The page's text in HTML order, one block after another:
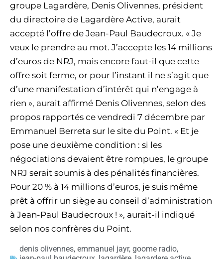
groupe Lagardère, Denis Olivennes, président
du directoire de Lagardère Active, aurait
accepté l’offre de Jean-Paul Baudecroux. « Je
veux le prendre au mot. J’accepte les 14 millions
d’euros de NRJ, mais encore faut-il que cette
offre soit ferme, or pour l’instant il ne s’agit que
d’une manifestation d’intérêt qui n’engage à
rien », aurait affirmé Denis Olivennes, selon des
propos rapportés ce vendredi 7 décembre par
Emmanuel Berreta sur le site du Point. « Et je
pose une deuxième condition : si les
négociations devaient être rompues, le groupe
NRJ serait soumis à des pénalités financières.
Pour 20 % à 14 millions d’euros, je suis même
prêt à offrir un siège au conseil d’administration
à Jean-Paul Baudecroux ! », aurait-il indiqué
selon nos confrères du Point.
denis olivennes, emmanuel jayr, goome radio,